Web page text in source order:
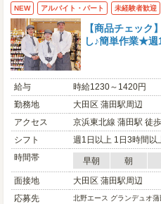
NEW アルバイト・パート 未経験者歓迎
【商品チェック
し♪簡単作業★
給与
時給1230～1420円
勤務地
大田区 蒲田駅周辺
アクセス
京浜東北線 蒲田駅 徒
シフト
週1日以上 1日3時間以
時間帯
早朝 朝
面接地
大田区 蒲田駅周辺
応募先
北野エース グランデュオ